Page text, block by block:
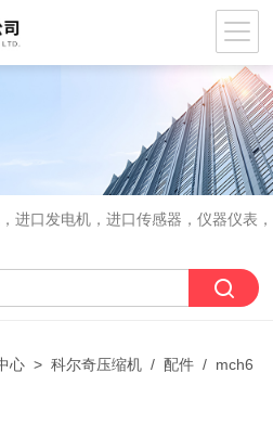
进口发电机，进口传感器，仪器仪表
心 >科尔奇压缩机 /配件 / mch6